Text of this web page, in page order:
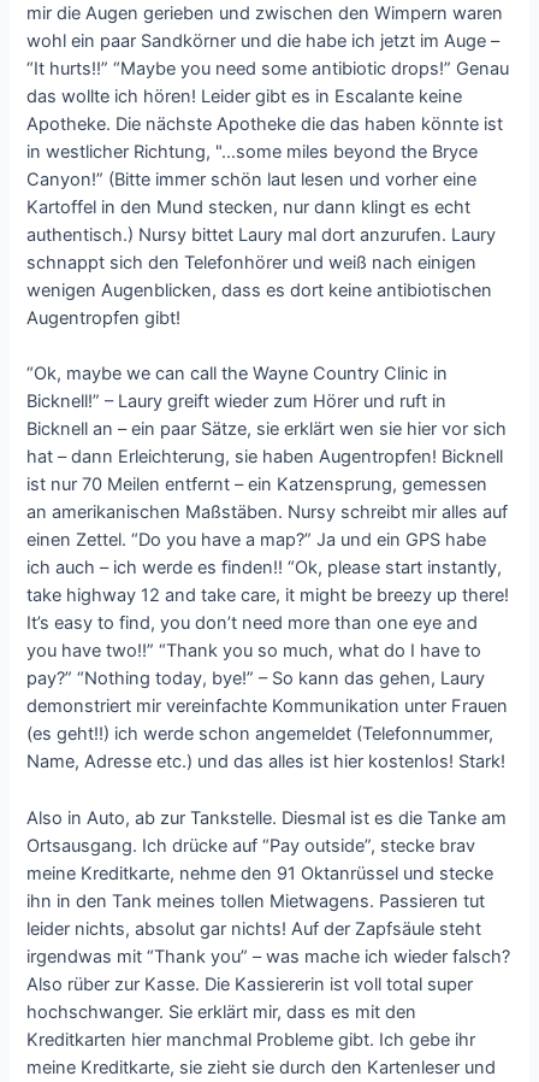
mir die Augen gerieben und zwischen den Wimpern waren
wohl ein paar Sandkörner und die habe ich jetzt im Auge –
“It hurts!!” “Maybe you need some antibiotic drops!” Genau
das wollte ich hören! Leider gibt es in Escalante keine
Apotheke. Die nächste Apotheke die das haben könnte ist
in westlicher Richtung, "…some miles beyond the Bryce
Canyon!” (Bitte immer schön laut lesen und vorher eine
Kartoffel in den Mund stecken, nur dann klingt es echt
authentisch.) Nursy bittet Laury mal dort anzurufen. Laury
schnappt sich den Telefonhörer und weiß nach einigen
wenigen Augenblicken, dass es dort keine antibiotischen
Augentropfen gibt!
“Ok, maybe we can call the Wayne Country Clinic in
Bicknell!” – Laury greift wieder zum Hörer und ruft in
Bicknell an – ein paar Sätze, sie erklärt wen sie hier vor sich
hat – dann Erleichterung, sie haben Augentropfen! Bicknell
ist nur 70 Meilen entfernt – ein Katzensprung, gemessen
an amerikanischen Maßstäben. Nursy schreibt mir alles auf
einen Zettel. “Do you have a map?” Ja und ein GPS habe
ich auch – ich werde es finden!! “Ok, please start instantly,
take highway 12 and take care, it might be breezy up there!
It’s easy to find, you don’t need more than one eye and
you have two!!” “Thank you so much, what do I have to
pay?” “Nothing today, bye!” – So kann das gehen, Laury
demonstriert mir vereinfachte Kommunikation unter Frauen
(es geht!!) ich werde schon angemeldet (Telefonnummer,
Name, Adresse etc.) und das alles ist hier kostenlos! Stark!
Also in Auto, ab zur Tankstelle. Diesmal ist es die Tanke am
Ortsausgang. Ich drücke auf “Pay outside”, stecke brav
meine Kreditkarte, nehme den 91 Oktanrüssel und stecke
ihn in den Tank meines tollen Mietwagens. Passieren tut
leider nichts, absolut gar nichts! Auf der Zapfsäule steht
irgendwas mit “Thank you” – was mache ich wieder falsch?
Also rüber zur Kasse. Die Kassiererin ist voll total super
hochschwanger. Sie erklärt mir, dass es mit den
Kreditkarten hier manchmal Probleme gibt. Ich gebe ihr
meine Kreditkarte, sie zieht sie durch den Kartenleser und